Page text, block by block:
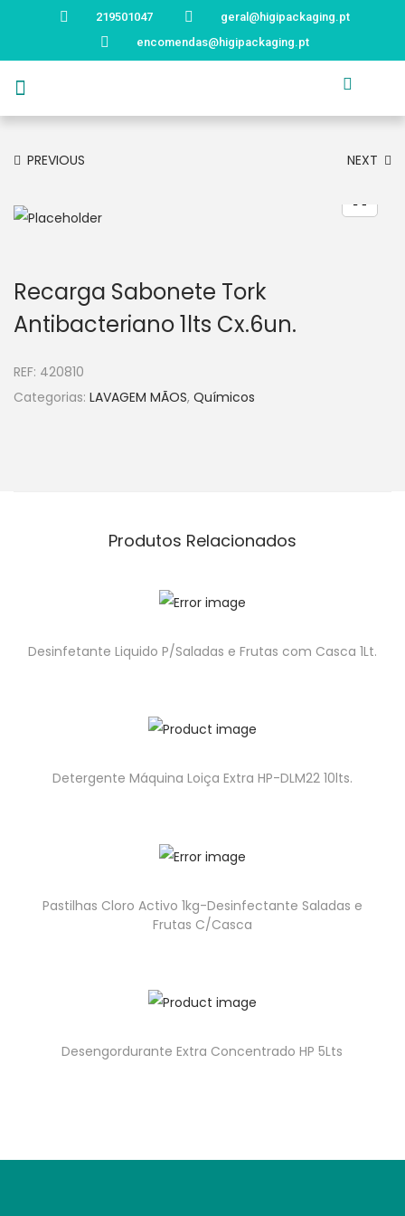
219501047
geral@higipackaging.pt
encomendas@higipackaging.pt
PREVIOUS NEXT
Recarga Sabonete Tork
Antibacteriano 1lts Cx.6un.
REF: 420810
Categorias: LAVAGEM MÃOS, Químicos
Produtos Relacionados
Desinfetante Liquido P/Saladas e Frutas com Casca 1Lt.
Detergente Máquina Loiça Extra HP-DLM22 10lts.
Pastilhas Cloro Activo 1kg-Desinfectante Saladas e
Frutas C/Casca
Desengordurante Extra Concentrado HP 5Lts